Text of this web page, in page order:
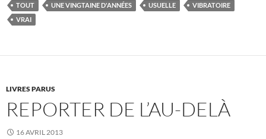
TOUT
UNE VINGTAINE D'ANNÉES USUELLE
VIBRATOIRE
VRAI
LIVRES PARUS
REPORTER DE L’AU-DELÀ
16 AVRIL 2013